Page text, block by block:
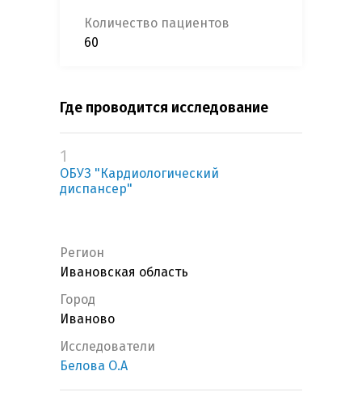
Количество пациентов
60
Где проводится исследование
1
ОБУЗ "Кардиологический
диспансер"
Регион
Ивановская область
Город
Иваново
Исследователи
Белова О.А